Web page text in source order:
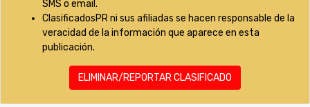
SMS o email.
ClasificadosPR ni sus afiliadas se hacen responsable de la
veracidad de la información que aparece en esta
publicación.
ELIMINAR/REPORTAR CLASIFICADO